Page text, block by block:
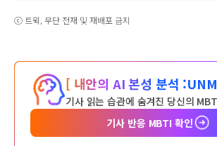
ⓒ 트윅, 무단 전재 및 재배포 금지
[ 내안의 AI 본성 분석 :
기사 읽는 습관에 숨겨진 당신의
기사 반응 MBTI 확인